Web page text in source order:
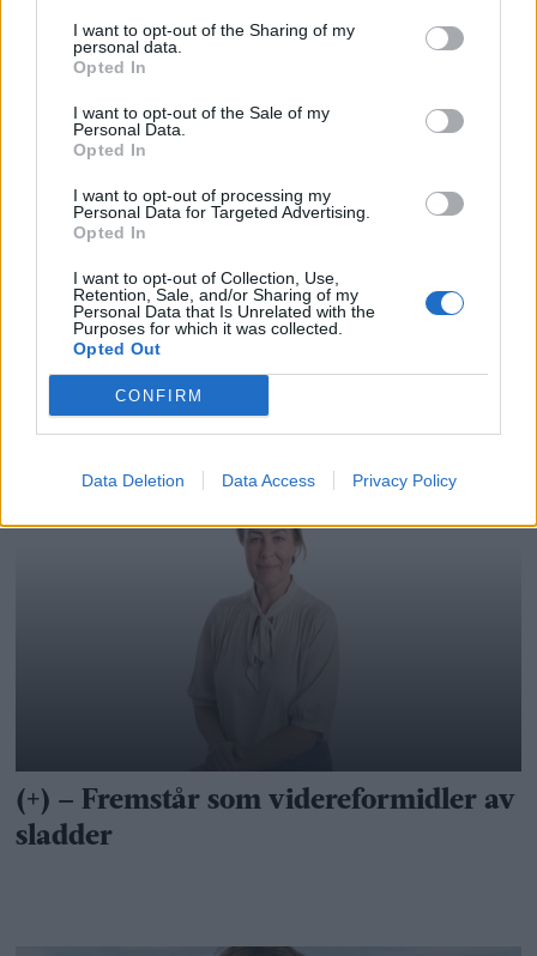
I want to opt-out of the Sharing of my
personal data.
Opted In
I want to opt-out of the Sale of my
Personal Data.
Opted In
I want to opt-out of processing my
Personal Data for Targeted Advertising.
Opted In
I want to opt-out of Collection, Use,
Retention, Sale, and/or Sharing of my
Personal Data that Is Unrelated with the
Purposes for which it was collected.
Opted Out
CONFIRM
Data Deletion Data Access Privacy Policy